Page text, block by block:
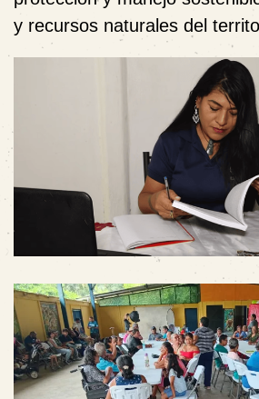
y recursos naturales del